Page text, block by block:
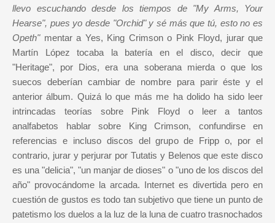
llevo escuchando desde los tiempos de "My Arms, Your
Hearse", pues yo desde "Orchid" y sé más que tú, esto no es
Opeth"mentar a Yes, King Crimson o Pink Floyd, jurar que
Martín López tocaba la batería en el disco, decir que
"Heritage", por Dios, era una soberana mierda o que los
suecos deberían cambiar de nombre para parir éste y el
anterior álbum. Quizá lo que más me ha dolido ha sido leer
intrincadas teorías sobre Pink Floyd o leer a tantos
analfabetos hablar sobre King Crimson, confundirse en
referencias e incluso discos del grupo de Fripp o, por el
contrario, jurar y perjurar por Tutatis y Belenos que este disco
es una "delicia", "un manjar de dioses" o "uno de los discos del
año" provocándome la arcada. Internet es divertida pero en
cuestión de gustos es todo tan subjetivo que tiene un punto de
patetismo los duelos a la luz de la luna de cuatro trasnochados